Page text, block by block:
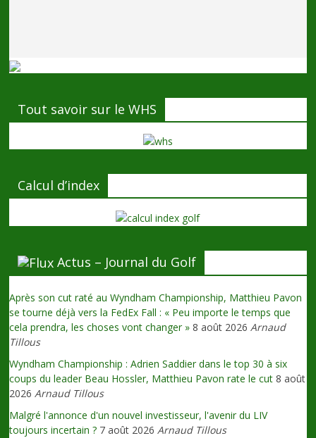
Tout savoir sur le WHS
Calcul d’index
Actus – Journal du Golf
Après son cut raté au Wyndham Championship, Matthieu Pavon
se tourne déjà vers la FedEx Fall : « Peu importe le temps que
cela prendra, les choses vont changer » 8 août 2026 Arnaud
Tillous
Wyndham Championship : Adrien Saddier dans le top 30 à six
coups du leader Beau Hossler, Matthieu Pavon rate le cut 8 août
2026 Arnaud Tillous
Malgré l'annonce d'un nouvel investisseur, l'avenir du LIV
toujours incertain ? 7 août 2026 Arnaud Tillous